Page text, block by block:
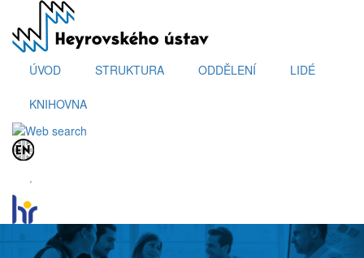
hlavnímu
obsahu
ÚVOD
STRUKTURA ODDĚLENÍ LIDÉ
KNIHOVNA
.